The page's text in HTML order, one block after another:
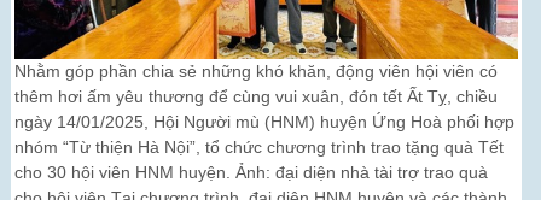
Nhằm góp phần chia sẻ những khó khăn, động viên hội viên có
thêm hơi ấm yêu thương để cùng vui xuân, đón tết Ất Tỵ, chiều
ngày 14/01/2025, Hội Người mù (HNM) huyện Ứng Hoà phối hợp
nhóm “Từ thiện Hà Nội”, tổ chức chương trình trao tặng quà Tết
cho 30 hội viên HNM huyện. Ảnh: đại diện nhà tài trợ trao quà